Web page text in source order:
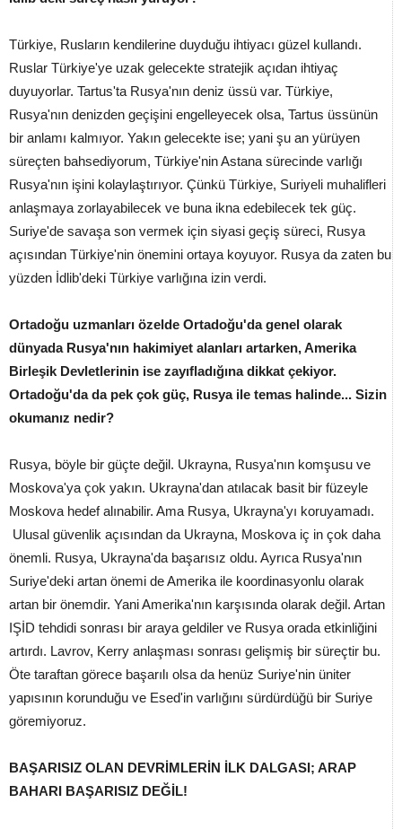
Türkiye, Rusların kendilerine duyduğu ihtiyacı güzel kullandı.
Ruslar Türkiye'ye uzak gelecekte stratejik açıdan ihtiyaç
duyuyorlar. Tartus'ta Rusya'nın deniz üssü var. Türkiye,
Rusya'nın denizden geçişini engelleyecek olsa, Tartus üssünün
bir anlamı kalmıyor. Yakın gelecekte ise; yani şu an yürüyen
süreçten bahsediyorum, Türkiye'nin Astana sürecinde varlığı
Rusya'nın işini kolaylaştırıyor. Çünkü Türkiye, Suriyeli muhalifleri
anlaşmaya zorlayabilecek ve buna ikna edebilecek tek güç.
Suriye'de savaşa son vermek için siyasi geçiş süreci, Rusya
açısından Türkiye'nin önemini ortaya koyuyor. Rusya da zaten bu
yüzden İdlib'deki Türkiye varlığına izin verdi.
Ortadoğu uzmanları özelde Ortadoğu'da genel olarak
dünyada Rusya'nın hakimiyet alanları artarken, Amerika
Birleşik Devletlerinin ise zayıfladığına dikkat çekiyor.
Ortadoğu'da da pek çok güç, Rusya ile temas halinde... Sizin
okumanız nedir?
Rusya, böyle bir güçte değil. Ukrayna, Rusya'nın komşusu ve
Moskova'ya çok yakın. Ukrayna'dan atılacak basit bir füzeyle
Moskova hedef alınabilir. Ama Rusya, Ukrayna'yı koruyamadı.
Ulusal güvenlik açısından da Ukrayna, Moskova iç in çok daha
önemli. Rusya, Ukrayna'da başarısız oldu. Ayrıca Rusya'nın
Suriye'deki artan önemi de Amerika ile koordinasyonlu olarak
artan bir önemdir. Yani Amerika'nın karşısında olarak değil. Artan
IŞİD tehdidi sonrası bir araya geldiler ve Rusya orada etkinliğini
artırdı. Lavrov, Kerry anlaşması sonrası gelişmiş bir süreçtir bu.
Öte taraftan görece başarılı olsa da henüz Suriye'nin üniter
yapısının korunduğu ve Esed'in varlığını sürdürdüğü bir Suriye
göremiyoruz.
BAŞARISIZ OLAN DEVRİMLERİN İLK DALGASI; ARAP
BAHARI BAŞARISIZ DEĞİL!